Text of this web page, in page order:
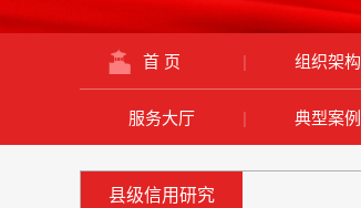
首 页 | 组织架构
服务大厅 | 典型案例
县级信用研究